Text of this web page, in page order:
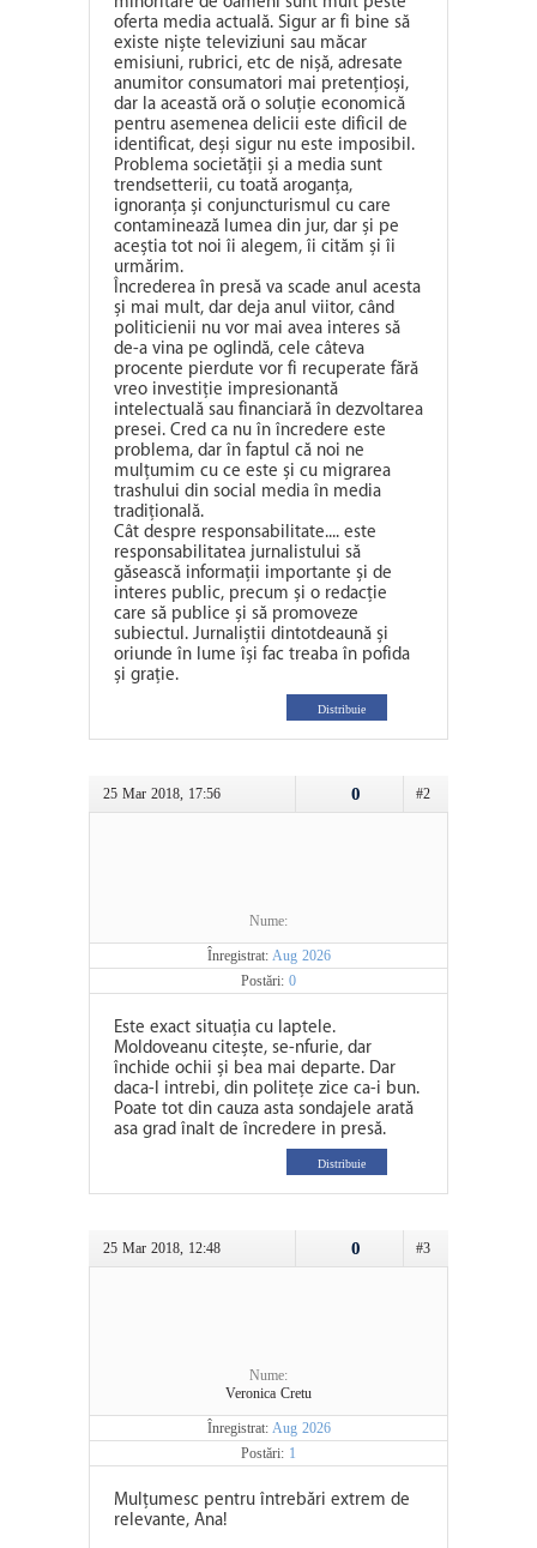
oferta media actuală. Sigur ar fi bine să
existe niște televiziuni sau măcar
emisiuni, rubrici, etc de nișă, adresate
anumitor consumatori mai pretențioși,
dar la această oră o soluție economică
pentru asemenea delicii este dificil de
identificat, deși sigur nu este imposibil.
Problema societății și a media sunt
trendsetterii, cu toată aroganța,
ignoranța și conjuncturismul cu care
contaminează lumea din jur, dar și pe
aceștia tot noi îi alegem, îi cităm și îi
urmărim.
Încrederea în presă va scade anul acesta
și mai mult, dar deja anul viitor, când
politicienii nu vor mai avea interes să
de-a vina pe oglindă, cele câteva
procente pierdute vor fi recuperate fără
vreo investiție impresionantă
intelectuală sau financiară în dezvoltarea
presei. Cred ca nu în încredere este
problema, dar în faptul că noi ne
mulțumim cu ce este și cu migrarea
trashului din social media în media
tradițională.
Cât despre responsabilitate.... este
responsabilitatea jurnalistului să
găsească informații importante și de
interes public, precum și o redacție
care să publice și să promoveze
subiectul. Jurnaliștii dintotdeaună și
oriunde în lume își fac treaba în pofida
și grație.
Distribuie
25 Mar 2018, 17:56 #2
0
Nume:
Înregistrat: Aug 2026
Postări: 0
Este exact situația cu laptele.
Moldoveanu citește, se-nfurie, dar
închide ochii și bea mai departe. Dar
daca-l intrebi, din politețe zice ca-i bun.
Poate tot din cauza asta sondajele arată
asa grad înalt de încredere in presă.
Distribuie
25 Mar 2018, 12:48 #3
0
Nume:
Veronica Cretu
Înregistrat: Aug 2026
Postări: 1
Mulțumesc pentru întrebări extrem de
relevante, Ana!